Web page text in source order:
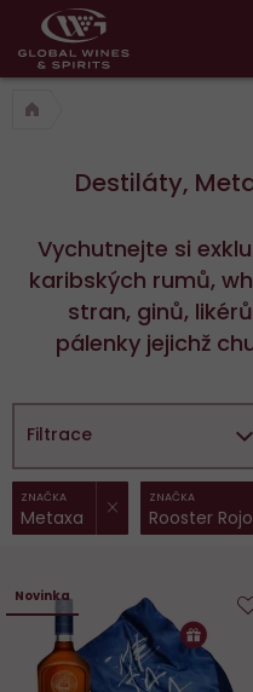
Hlavní
menu,
košík,
vyhledávání,
Destiláty,
Vychutnejte si
karibských rumů,
stran, ginů,
pálenky jejichž
Filtrace
Vybrané
filtry:
ZNAČKA
Metaxa
ZNAČKA
Rooster Rojo
Novinka